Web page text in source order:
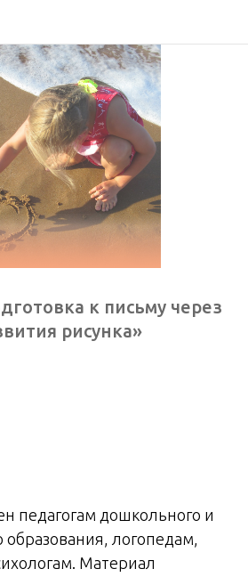
к письму через
рисунка»
педагогам дошкольного и
логопедам,
Материал